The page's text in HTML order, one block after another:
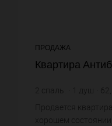
ПРОДАЖА
Квартира Антиб
2 спаль. душ 62,1
цена за
Продается
хорошем